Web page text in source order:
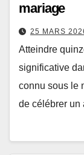
mariage
25 MARS
Atteindre
significative
connu sous le
de célébrer